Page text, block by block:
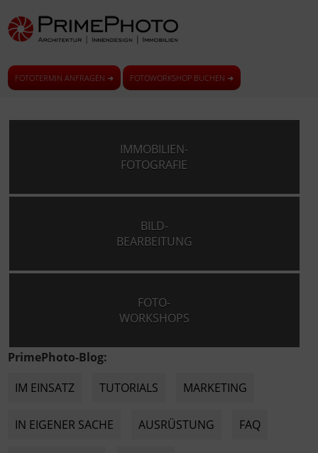
FOTOTERMIN ANFRAGEN ➜ FOTOWORKSHOP BUCHEN ➜
IMMOBILIEN-
FOTOGRAFIE
BILD-
BEARBEITUNG
FOTO-
WORKSHOPS
PrimePhoto-Blog:
IM EINSATZ
TUTORIALS MARKETING
IN EIGENER SACHE AUSRÜSTUNG FAQ